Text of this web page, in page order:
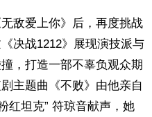
敌爱上你》后，再度挑战
决战1212》展现演技派与
，打造一部不辜负观众期
主题曲《不败》由他亲自
红坦克” 符琼音献声，她